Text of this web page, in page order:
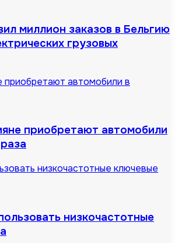
миллион заказов в Бельгию
грузовых
приобретают автомобили в
приобретают автомобили
низкочастотные ключевые
низкочастотные